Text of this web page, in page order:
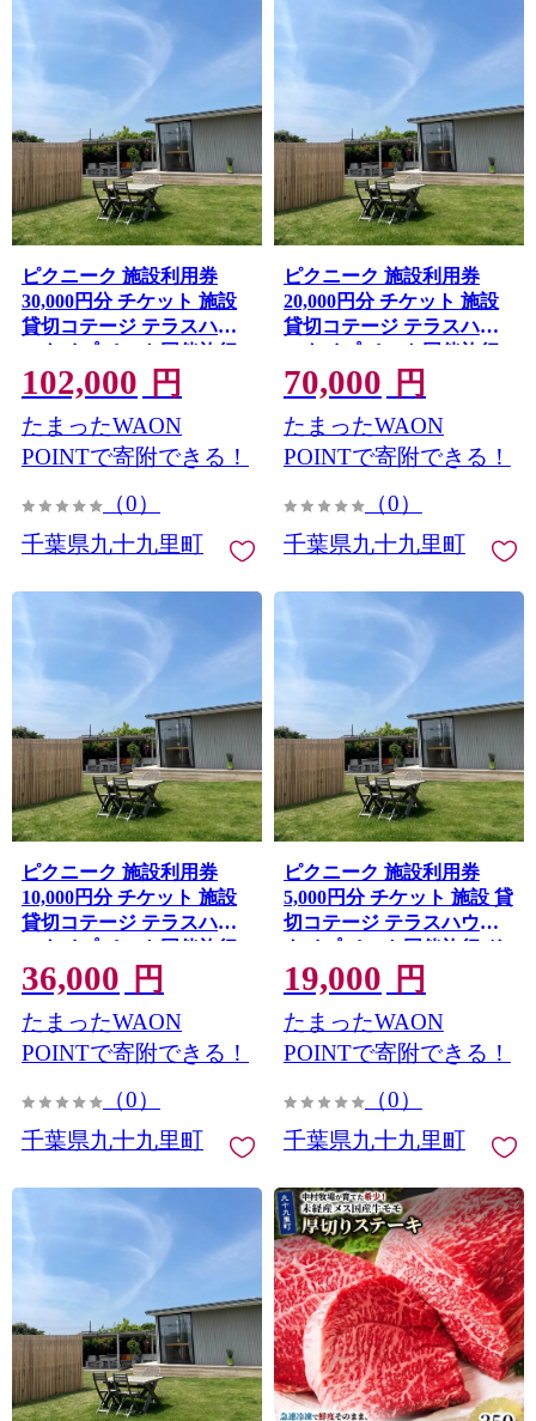
ピクニーク 施設利用券
30,000円分 チケット 施設
貸切コテージ テラスハウ
スタイプ ペット同伴旅行
ドッグラン付 バーベキュ
ー 真亀海岸 千葉県 九十九
里町
102,000 円
たまったWAON
POINTで寄附できる！
（0）
千葉県九十九里町
ピクニーク 施設利用券
20,000円分 チケット 施設
貸切コテージ テラスハウ
スタイプ ペット同伴旅行
ドッグラン付 バーベキュ
ー 真亀海岸 千葉県 九十九
里町
70,000 円
たまったWAON
POINTで寄附できる！
（0）
千葉県九十九里町
ピクニーク 施設利用券
10,000円分 チケット 施設
貸切コテージ テラスハウ
スタイプ ペット同伴旅行
ドッグラン付 バーベキュ
ー 真亀海岸 千葉県 九十九
里町
36,000 円
たまったWAON
POINTで寄附できる！
（0）
千葉県九十九里町
ピクニーク 施設利用券
5,000円分 チケット 施設 貸
切コテージ テラスハウス
タイプ ペット同伴旅行 ド
ッグラン付 バーベキュー
真亀海岸 千葉県 九十九里
町
19,000 円
たまったWAON
POINTで寄附できる！
（0）
千葉県九十九里町